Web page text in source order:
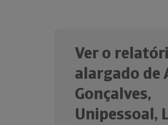
Ver o
alargado de
Gonçalves,
Unipessoal,